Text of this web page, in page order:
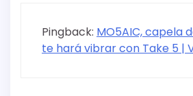
Pingback: MO5AIC, capela
te hará vibrar con Take 5 |